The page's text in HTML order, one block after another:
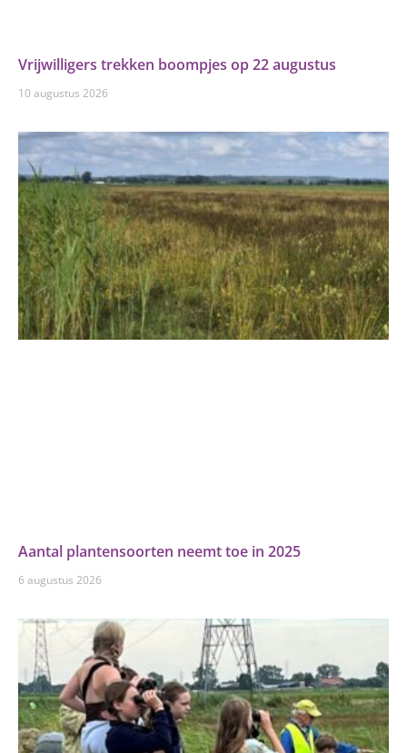
Vrijwilligers trekken boompjes op 22 augustus
10 augustus 2026
Aantal plantensoorten neemt toe in 2025
6 augustus 2026